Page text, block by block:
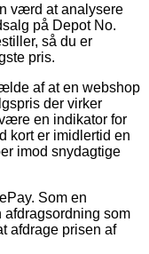
værd at analysere
på Depot No.
så du er
pris.
af at en webshop
der virker
en indikator for
kort er imidlertid en
imod snydagtige
Som en
som
afdrage prisen af